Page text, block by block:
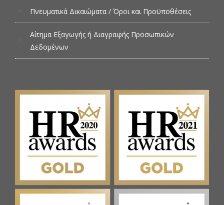
Πνευματικά Δικαιώματα / Όροι και Προϋποθέσεις
Αίτημα Εξαγωγής ή Διαγραφής Προσωπικών
Δεδομένων